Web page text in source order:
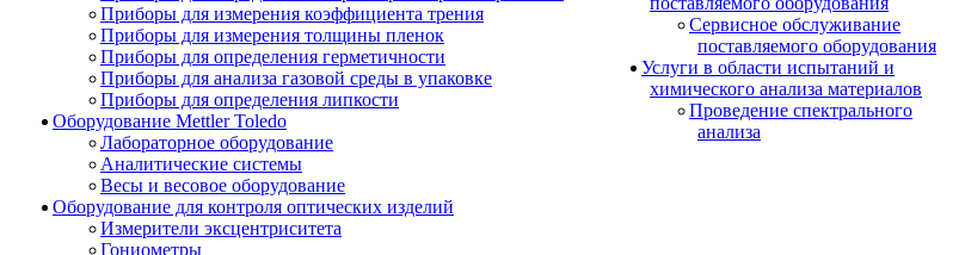
Приборы для измерения коэффициента трения
Приборы для измерения толщины пленок
Приборы для определения герметичности
Приборы для анализа газовой среды в упаковке
Приборы для определения липкости
Оборудование Mettler Toledo
Лабораторное оборудование
Аналитические системы
Весы и весовое оборудование
Оборудование для контроля оптических изделий
Измерители эксцентриситета
Гониометры
Сервисное обслуживание
поставляемого оборудования
Услуги в области испытаний и
химического анализа материалов
Проведение спектрального
анализа